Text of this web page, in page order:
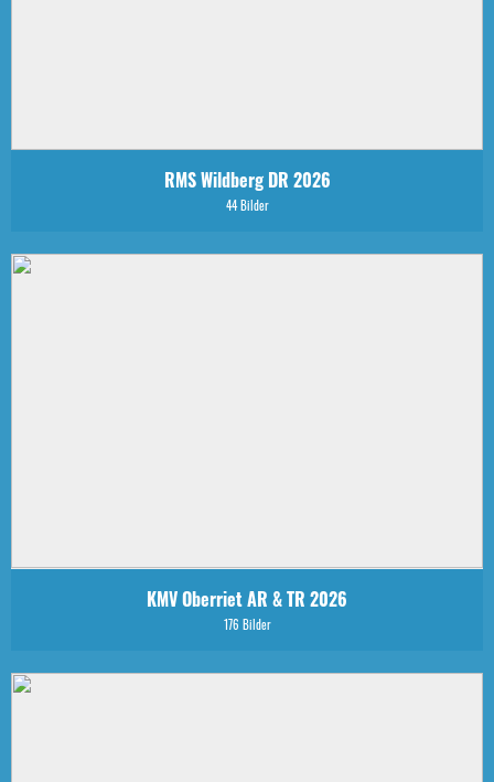
RMS Wildberg DR 2026
44 Bilder
KMV Oberriet AR & TR 2026
176 Bilder